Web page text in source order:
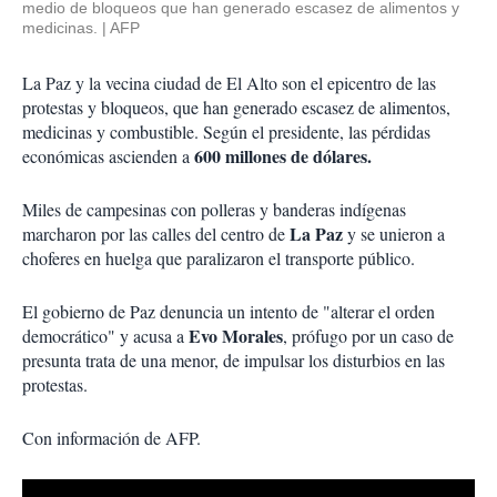
medio de bloqueos que han generado escasez de alimentos y
medicinas.
AFP
La Paz y la vecina ciudad de El Alto son el epicentro de las
protestas y bloqueos, que han generado escasez de alimentos,
medicinas y combustible. Según el presidente, las pérdidas
económicas ascienden a600 millones de dólares.
Miles de campesinas con polleras y banderas indígenas
marcharon por las calles del centro deLa Pazy se unieron a
choferes en huelga que paralizaron el transporte público.
El gobierno de Paz denuncia un intento de "alterar el orden
democrático" y acusa aEvo Morales, prófugo por un caso de
presunta trata de una menor, de impulsar los disturbios en las
protestas.
Con información de AFP.